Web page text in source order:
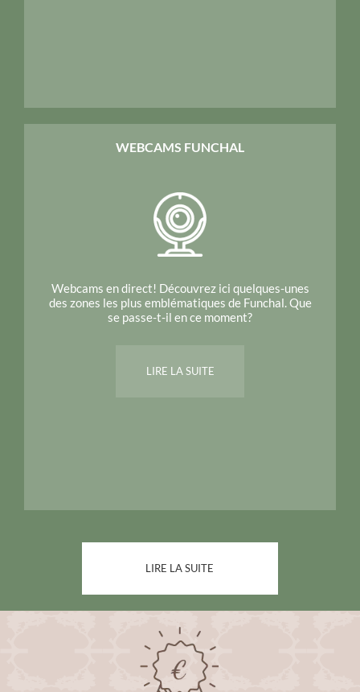
WEBCAMS FUNCHAL
Webcams en direct! Découvrez ici quelques-unes
des zones les plus emblématiques de Funchal. Que
se passe-t-il en ce moment?
LIRE LA SUITE
LIRE LA SUITE